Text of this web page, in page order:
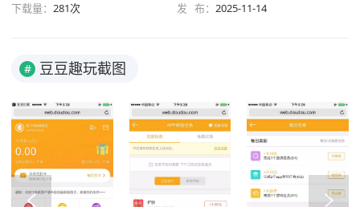
下载量： 281次 发 布： 2025-11-14
# 豆豆趣玩截图